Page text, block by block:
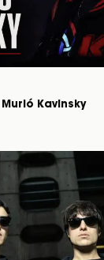
Kavinsky